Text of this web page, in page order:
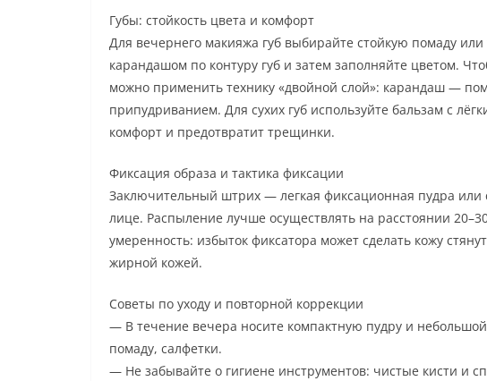
Губы: стойкость цвета и комфорт
Для вечернего макияжа губ выбирайте стойкую помаду
карандашом по контуру губ и затем заполняйте цветом.
можно применить технику «двойной слой»: карандаш —
припудриванием. Для сухих губ используйте бальзам с
комфорт и предотвратит трещинки.
Фиксация образа и тактика фиксации
Заключительный штрих — легкая фиксационная пудра или
лице. Распыление лучше осуществлять на расстоянии
умеренность: избыток фиксатора может сделать кожу
жирной кожей.
Советы по уходу и повторной коррекции
— В течение вечера носите компактную пудру и
помаду, салфетки.
— Не забывайте о гигиене инструментов: чистые кисти и